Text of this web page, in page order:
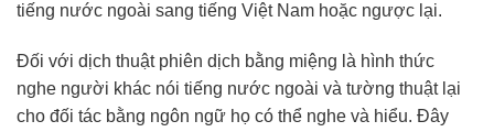
tiếng nước ngoài sang tiếng Việt Nam hoặc ngược lại.
Đối với dịch thuật phiên dịch bằng miệng là hình thức
nghe người khác nói tiếng nước ngoài và tường thuật lại
cho đối tác bằng ngôn ngữ họ có thể nghe và hiểu. Đây